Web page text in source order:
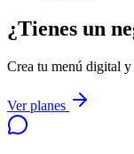
¿Tienes un
Crea tu menú digital y
Ver planes